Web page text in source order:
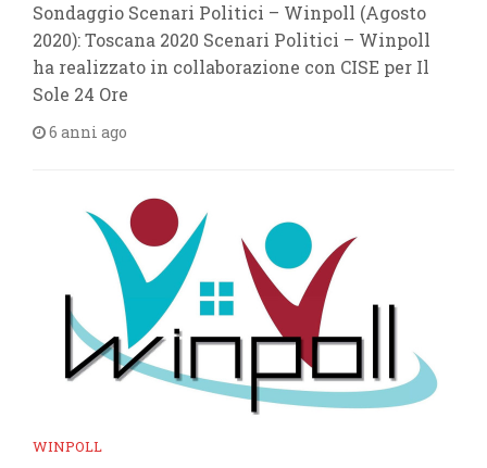
Sondaggio Scenari Politici – Winpoll (Agosto
2020): Toscana 2020 Scenari Politici – Winpoll
ha realizzato in collaborazione con CISE per Il
Sole 24 Ore
6 anni ago
WINPOLL